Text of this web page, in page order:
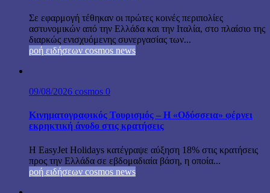
Σε εφαρμογή τέθηκαν οι πρώτες κοινές περιπολίες
αστυνομικών από την Ελλάδα και την Ιταλία, στο πλαίσιο της
διαρκώς ενισχυόμενης συνεργασίας των...
ροή ειδήσεων cosmos news
09/08/2026 cosmos 0
Κινηματογραφικός Τουρισμός – Η «Οδύσσεια» φέρνει
εκρηκτική άνοδο στις κρατήσεις
Η EasyJet Holidays κατέγραψε αύξηση 18% στις κρατήσεις
προς την Ελλάδα σε εβδομαδιαία βάση, η οποία...
ροή ειδήσεων cosmos news